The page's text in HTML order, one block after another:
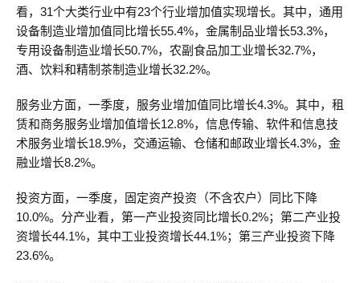
看，31个大类行业中有23个行业增加值实现增长。其中，通用
设备制造业增加值同比增长55.4%，金属制品业增长53.3%，
专用设备制造业增长50.7%，农副食品加工业增长32.7%，
酒、饮料和精制茶制造业增长32.2%。
服务业方面，一季度，服务业增加值同比增长4.3%。其中，租
赁和商务服务业增加值增长12.8%，信息传输、软件和信息技
术服务业增长18.9%，交通运输、仓储和邮政业增长4.3%，金
融业增长8.2%。
投资方面，一季度，固定资产投资（不含农户）同比下降
10.0%。分产业看，第一产业投资同比增长0.2%；第二产业投
资增长44.1%，其中工业投资增长44.1%；第三产业投资下降
23.6%。